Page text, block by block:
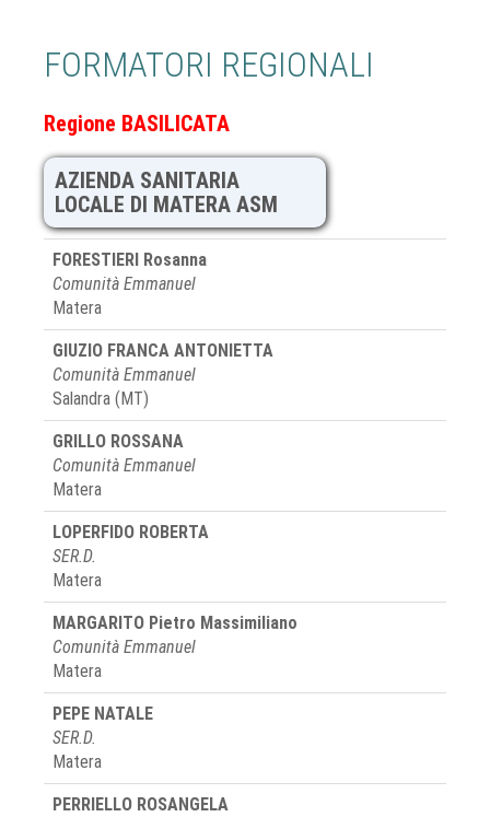
FORMATORI REGIONALI
Regione BASILICATA
AZIENDA SANITARIA
LOCALE DI MATERA ASM
FORESTIERI Rosanna
Comunità Emmanuel
Matera
GIUZIO FRANCA ANTONIETTA
Comunità Emmanuel
Salandra (MT)
GRILLO ROSSANA
Comunità Emmanuel
Matera
LOPERFIDO ROBERTA
SER.D.
Matera
MARGARITO Pietro Massimiliano
Comunità Emmanuel
Matera
PEPE NATALE
SER.D.
Matera
PERRIELLO ROSANGELA